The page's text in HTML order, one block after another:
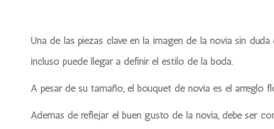
Una de las piezas clave en la imagen de la novia sin
incluso puede llegar a definir el estilo de la boda.
A pesar de su tamaño, el bouquet de novia es el arreglo
Además de reflejar el buen gusto de la novia, debe ser